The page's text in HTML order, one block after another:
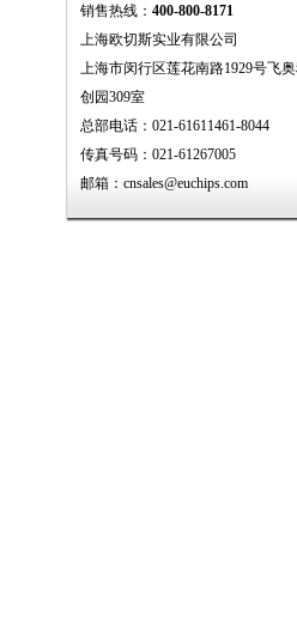
销售热线： 400-800-8171
上海欧切斯实业有限公司
上海市闵行区莲花南路1929号飞
创园309室
总部电话：021-61611461-8044
传真号码：021-61267005
邮箱：cnsales@euchips.com